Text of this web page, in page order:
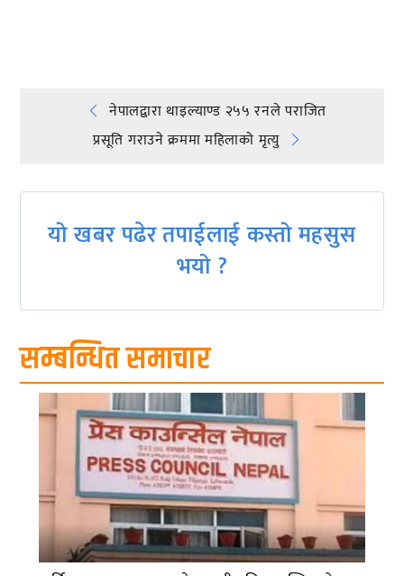
Post
navigation
नेपालद्वारा थाइल्याण्ड २५५ रनले पराजित
प्रसूति गराउने क्रममा महिलाको मृत्यु
यो खबर पढेर तपाईलाई कस्तो महसुस
भयो ?
सम्बन्धित समाचार